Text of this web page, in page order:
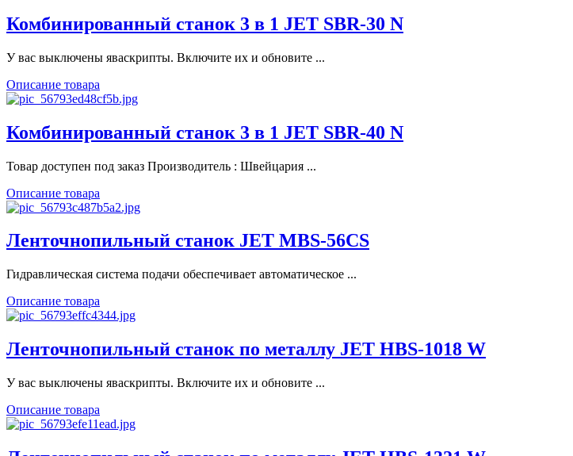
Комбинированный станок 3 в 1 JET SBR-30 N
У вас выключены яваскрипты. Включите их и обновите ...
Описание товара
Комбинированный станок 3 в 1 JET SBR-40 N
Товар доступен под заказ Производитель : Швейцария ...
Описание товара
Ленточнопильный станок JET MBS-56CS
Гидравлическая система подачи обеспечивает автоматическое ...
Описание товара
Ленточнопильный станок по металлу JET HBS-1018 W
У вас выключены яваскрипты. Включите их и обновите ...
Описание товара